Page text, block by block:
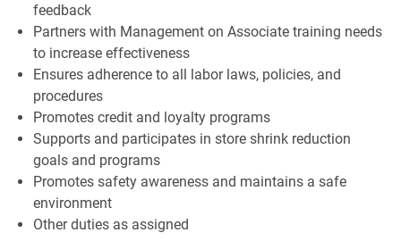
feedback
Partners with Management on Associate training needs
to increase effectiveness
Ensures adherence to all labor laws, policies, and
procedures
Promotes credit and loyalty programs
Supports and participates in store shrink reduction
goals and programs
Promotes safety awareness and maintains a safe
environment
Other duties as assigned